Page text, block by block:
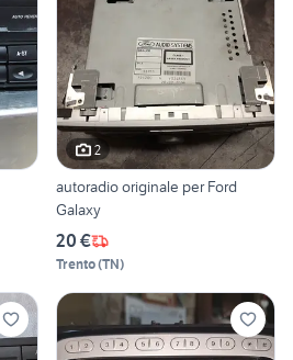
2
autoradio originale per Ford
Galaxy
20 €
Trento(TN)